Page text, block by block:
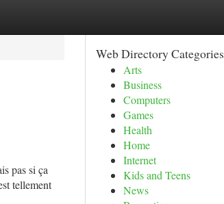
pas si ça
tellement
Web Directory Categories
Arts
Business
Computers
Games
Health
Home
Internet
Kids and Teens
News